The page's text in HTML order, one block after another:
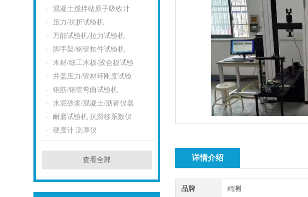
混凝土搅拌站原子吸收计
压力/抗折试验机
万能试验机/拉力试验机
脚手架/钢管扣件试验机
木材/细工木板/胶合板试验
井盖压力/管材环刚度试验
钢筋/钢管弯曲试验机
水泥砂浆/混凝土/沥青仪器
耐磨试验机 抗滑移系数仪
硬度计 测厚仪
查看全部 详情介绍
品牌 精测